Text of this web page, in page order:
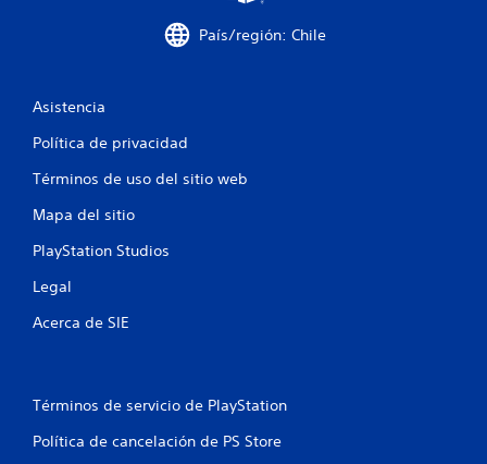
País/región: Chile
Asistencia
Política de privacidad
Términos de uso del sitio web
Mapa del sitio
PlayStation Studios
Legal
Acerca de SIE
Términos de servicio de PlayStation
Política de cancelación de PS Store